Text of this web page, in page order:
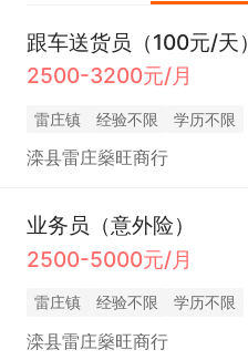
跟车送货员（100元/天）
2500-3200元/月
雷庄镇 经验不限 学历不限
滦县雷庄燊旺商行
业务员（意外险）
2500-5000元/月
雷庄镇 经验不限 学历不限
滦县雷庄燊旺商行